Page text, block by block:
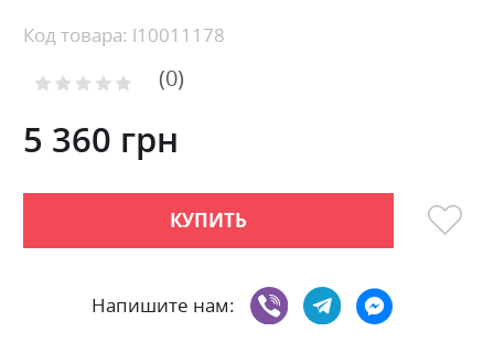
beginning
the
gallery
Код товара: l10011178
Рейтинг: 0
5 360 грн
КУПИТЬ
Напишите нам: